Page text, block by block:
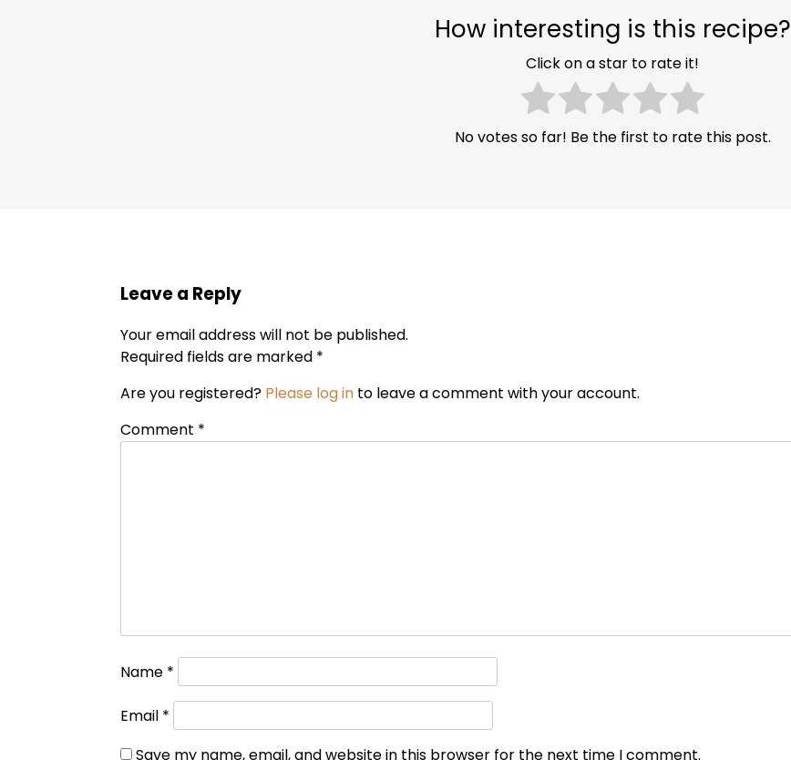
How interesting is this recipe?
Click on a star to rate it!
No votes so far! Be the first to rate this post.
Leave a Reply
Your email address will not be published.
Required fields are marked *
Are you registered? Please log in to leave a comment with your account.
Comment *
Name *
Email *
Save my name, email, and website in this browser for the next time I comment.